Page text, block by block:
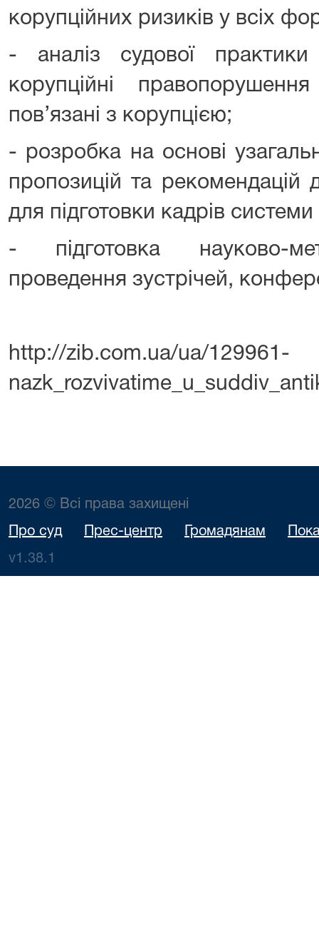
корупційних ризиків у всіх
- аналіз судової
корупційні
пов’язані з корупцією;
- розробка на основі
пропозицій та рекомендацій
для підготовки кадрів
- підготовка науково-
проведення зустрічей,
http://zib.com.ua/ua/129961-
2026 © Всі права захищені
Про суд Прес-центр Громадянам
v1.38.1